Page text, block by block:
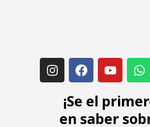
¡Se el
en saber